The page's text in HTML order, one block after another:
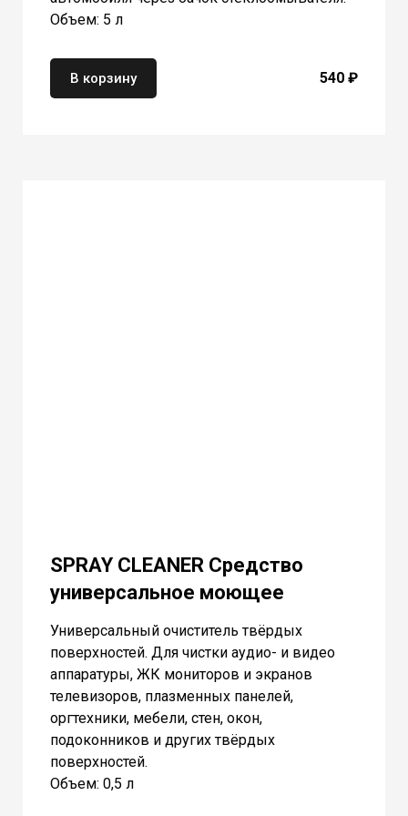
Объем: 5 л
В корзину 540 ₽
SPRAY CLEANER Средство
универсальное моющее
Универсальный очиститель твёрдых
поверхностей. Для чистки аудио- и видео
аппаратуры, ЖК мониторов и экранов
телевизоров, плазменных панелей,
оргтехники, мебели, стен, окон,
подоконников и других твёрдых
поверхностей.
Объем: 0,5 л